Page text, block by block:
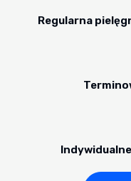
Regularna